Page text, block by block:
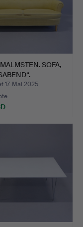
SOFA,
17. Mai 2025